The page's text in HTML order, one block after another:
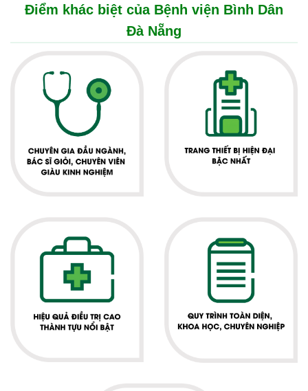
Điểm khác biệt của Bệnh viện Bình Dân
Đà Nẵng